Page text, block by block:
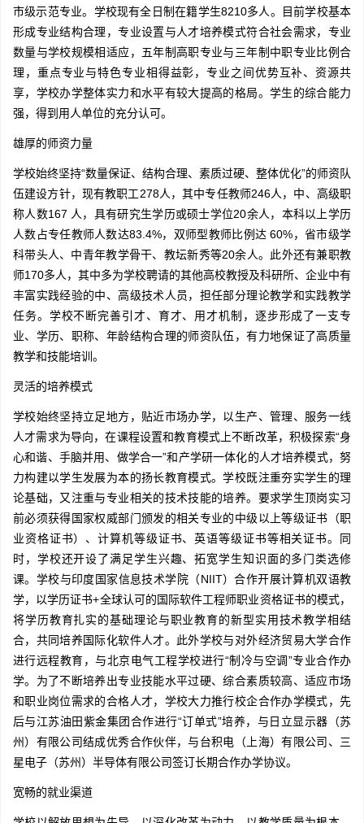
市级示范专业。学校现有全日制在籍学生8210多人。目前学校基本
形成专业结构合理，专业设置与人才培养模式符合社会需求，专业
数量与学校规模相适应，五年制高职专业与三年制中职专业比例合
理，重点专业与特色专业相得益彰，专业之间优势互补、资源共
享，学校办学整体实力和水平有较大提高的格局。学生的综合能力
强，得到用人单位的充分认可。
雄厚的师资力量
学校始终坚持“数量保证、结构合理、素质过硬、整体优化”的师资队
伍建设方针，现有教职工278人，其中专任教师246人，中、高级职
称人数167 人，具有研究生学历或硕士学位20余人，本科以上学历
人数占专任教师人数达83.4%，双师型教师比例达 60%，省市级学
科带头人、中青年教学骨干、教坛新秀等20余人。此外还有兼职教
师170多人，其中多为学校聘请的其他高校教授及科研所、企业中有
丰富实践经验的中、高级技术人员，担任部分理论教学和实践教学
任务。学校不断完善引才、育才、用才机制，逐步形成了一支专
业、学历、职称、年龄结构合理的师资队伍，有力地保证了高质量
教学和技能培训。
灵活的培养模式
学校始终坚持立足地方，贴近市场办学，以生产、管理、服务一线
人才需求为导向，在课程设置和教育模式上不断改革，积极探索“身
心和谐、手脑并用、做学合一”和产学研一体化的人才培养模式，努
力构建以学生发展为本的扬长教育模式。学校既注重夯实学生的理
论基础，又注重与专业相关的技术技能的培养。要求学生顶岗实习
前必须获得国家权威部门颁发的相关专业的中级以上等级证书（职
业资格证书）、计算机等级证书、英语等级证书等相关证书。同
时，学校还开设了满足学生兴趣、拓宽学生知识面的多门类选修
课。学校与印度国家信息技术学院（NIIT）合作开展计算机双语教
学，以学历证书+全球认可的国际软件工程师职业资格证书的模式，
将学历教育扎实的基础理论与职业教育的新型实用技术教学相结
合，共同培养国际化软件人才。此外学校与对外经济贸易大学合作
进行远程教育，与北京电气工程学校进行“制冷与空调”专业合作办
学。为了不断培养出专业技能水平过硬、综合素质较高、适应市场
和职业岗位需求的合格人才，学校大力推行校企合作办学模式，先
后与江苏油田紫金集团合作进行“订单式”培养，与日立显示器（苏
州）有限公司结成优秀合作伙伴，与台积电（上海）有限公司、三
星电子（苏州）半导体有限公司签订长期合作办学协议。
宽畅的就业渠道